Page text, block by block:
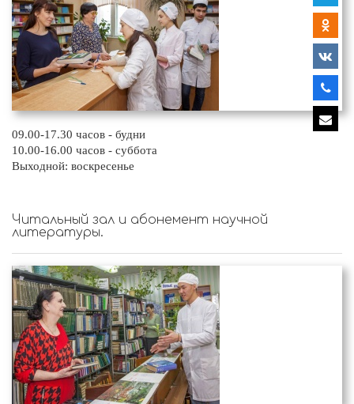
09.00-17.30 часов - будни
10.00-16.00 часов - суббота
Выходной: воскресенье
Читальный зал и абонемент научной
литературы.